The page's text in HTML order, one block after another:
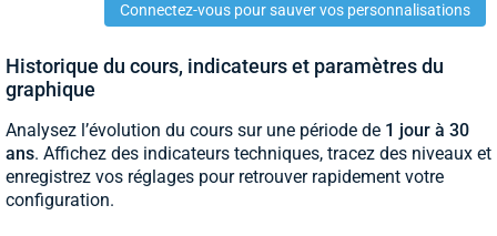
Connectez-vous pour sauver vos personnalisations
Historique du cours, indicateurs et paramètres du
graphique
Analysez l’évolution du cours sur une période de 1 jour à 30
ans. Affichez des indicateurs techniques, tracez des niveaux et
enregistrez vos réglages pour retrouver rapidement votre
configuration.